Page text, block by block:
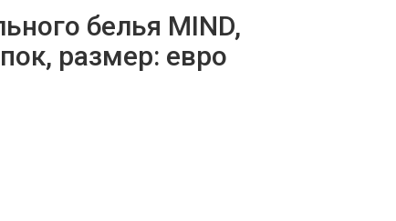
белья MIND,
размер: евро